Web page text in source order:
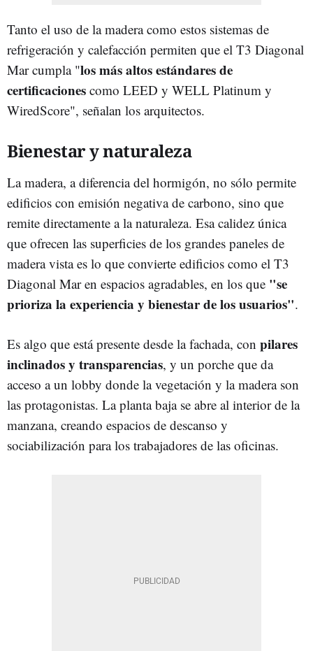
Tanto el uso de la madera como estos sistemas de
refrigeración y calefacción permiten que el T3 Diagonal
Mar cumpla "los más altos estándares de
certificaciones como LEED y WELL Platinum y
WiredScore", señalan los arquitectos.
Bienestar y naturaleza
La madera, a diferencia del hormigón, no sólo permite
edificios con emisión negativa de carbono, sino que
remite directamente a la naturaleza. Esa calidez única
que ofrecen las superficies de los grandes paneles de
madera vista es lo que convierte edificios como el T3
Diagonal Mar en espacios agradables, en los que "se
prioriza la experiencia y bienestar de los usuarios".
Es algo que está presente desde la fachada, con pilares
inclinados y transparencias, y un porche que da
acceso a un lobby donde la vegetación y la madera son
las protagonistas. La planta baja se abre al interior de la
manzana, creando espacios de descanso y
sociabilización para los trabajadores de las oficinas.